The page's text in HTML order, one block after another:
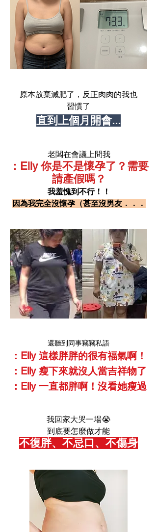
原本放棄減肥了，反正肉肉的我也
習慣了
​直到上個月開會...
老闆在會議上問我
：Elly 你是不是懷孕了？需要
請產假嗎？
我羞愧到不行！！
因為我完全沒懷孕（甚至沒男友．．．
還聽到同事竊竊私語
：Elly 這樣胖胖的很有福氣啊！
：Elly 瘦下來就沒人當吉祥物了
​：Elly 一直都胖啊！沒看她瘦過
​我回家大哭一場😭
到底要怎麼做才能
不復胖、不忌口、不傷身